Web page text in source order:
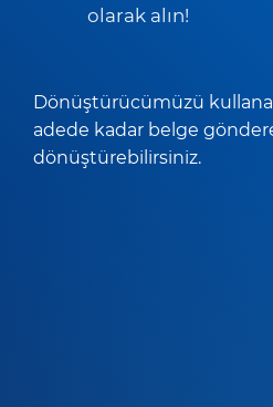
olarak alın!
Dönüştürücümüzü
adede kadar belge
dönüştürebilirsiniz.